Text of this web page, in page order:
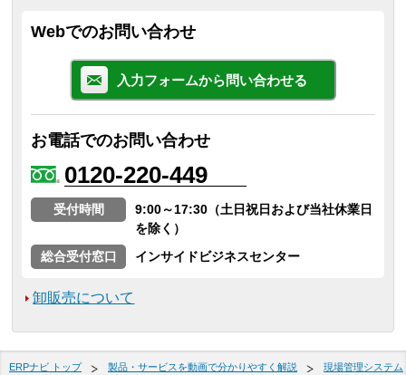
Webでのお問い合わせ
入力フォームから問い合わせる
お電話でのお問い合わせ
0120-220-449
受付時間
9:00～17:30（土日祝日および当社休業日
を除く）
総合受付窓口
インサイドビジネスセンター
卸販売について
ERPナビ トップ 製品・サービスを動画で分かりやすく解説
現場管理システム